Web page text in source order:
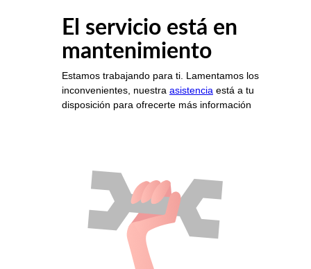
El servicio está en
mantenimiento
Estamos trabajando para ti. Lamentamos los
inconvenientes, nuestra asistencia está a tu
disposición para ofrecerte más información